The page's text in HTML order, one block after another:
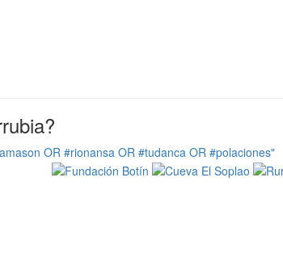
OR #rionansa OR #tudanca OR #polaciones"